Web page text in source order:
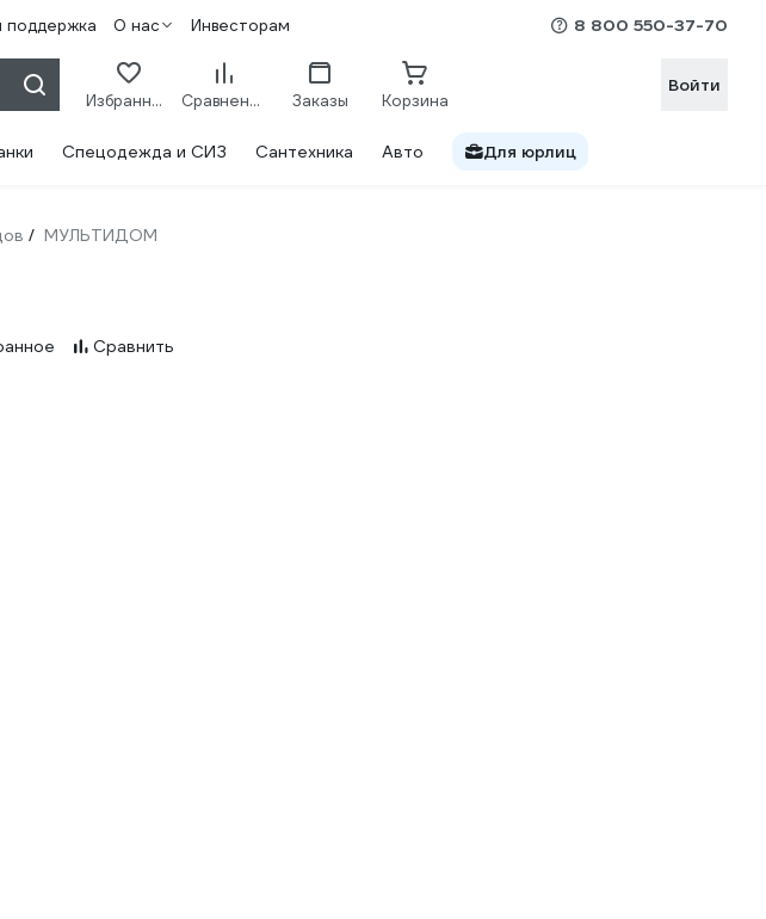
поддержка О нас Инвесторам 8 800 550-37-70
Избранное Сравнение Заказы Корзина
Войти
Спецодежда и СИЗ Сантехника Авто Для юрлиц
/ МУЛЬТИДОМ
Сравнить